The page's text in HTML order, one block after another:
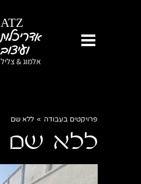
ATZ
אדריכלות
ועיצוב
אלמוג & צליל
פרויקטים בעבודה » ללא שם
ללא שם